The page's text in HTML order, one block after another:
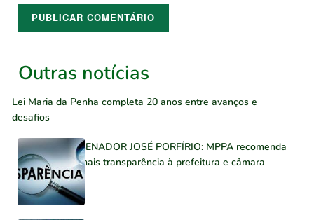
Outras notícias
Lei Maria da Penha completa 20 anos entre avanços e
desafios
SENADOR JOSÉ PORFÍRIO: MPPA recomenda
mais transparência à prefeitura e câmara